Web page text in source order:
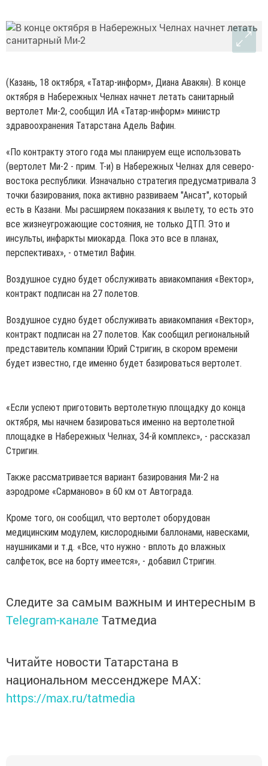
(Казань, 18 октября, «Татар-информ», Диана Авакян). В конце
октября в Набережных Челнах начнет летать санитарный
вертолет Ми-2, сообщил ИА «Татар-информ» министр
здравоохранения Татарстана Адель Вафин.
«По контракту этого года мы планируем еще использовать
(вертолет Ми-2 - прим. Т-и) в Набережных Челнах для северо-
востока республики. Изначально стратегия предусматривала 3
точки базирования, пока активно развиваем "Ансат", который
есть в Казани. Мы расширяем показания к вылету, то есть это
все жизнеугрожающие состояния, не только ДТП. Это и
инсульты, инфаркты миокарда. Пока это все в планах,
перспективах», - отметил Вафин.
Воздушное судно будет обслуживать авиакомпания «Вектор»,
контракт подписан на 27 полетов.
Воздушное судно будет обслуживать авиакомпания «Вектор»,
контракт подписан на 27 полетов. Как сообщил региональный
представитель компании Юрий Стригин, в скором времени
будет известно, где именно будет базироваться вертолет.
«Если успеют приготовить вертолетную площадку до конца
октября, мы начнем базироваться именно на вертолетной
площадке в Набережных Челнах, 34-й комплекс», - рассказал
Стригин.
Также рассматривается вариант базирования Ми-2 на
аэродроме «Сарманово» в 60 км от Автограда.
Кроме того, он сообщил, что вертолет оборудован
медицинским модулем, кислородными баллонами, навесками,
наушниками и т.д. «Все, что нужно - вплоть до влажных
салфеток, все на борту имеется», - добавил Стригин.
Следите за самым важным и интересным в
Telegram-канале Татмедиа
Читайте новости Татарстана в
национальном мессенджере MАХ:
https://max.ru/tatmedia